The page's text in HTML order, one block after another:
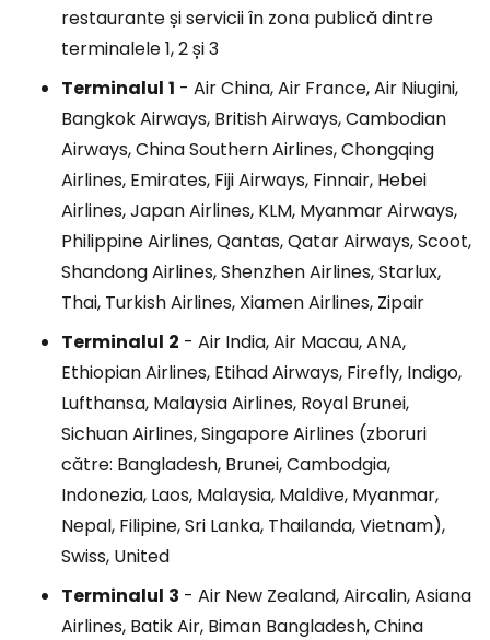
restaurante și servicii în zona publică dintre
terminalele 1, 2 și 3
Terminalul 1 - Air China, Air France, Air Niugini,
Bangkok Airways, British Airways, Cambodian
Airways, China Southern Airlines, Chongqing
Airlines, Emirates, Fiji Airways, Finnair, Hebei
Airlines, Japan Airlines, KLM, Myanmar Airways,
Philippine Airlines, Qantas, Qatar Airways, Scoot,
Shandong Airlines, Shenzhen Airlines, Starlux,
Thai, Turkish Airlines, Xiamen Airlines, Zipair
Terminalul 2 - Air India, Air Macau, ANA,
Ethiopian Airlines, Etihad Airways, Firefly, Indigo,
Lufthansa, Malaysia Airlines, Royal Brunei,
Sichuan Airlines, Singapore Airlines (zboruri
către: Bangladesh, Brunei, Cambodgia,
Indonezia, Laos, Malaysia, Maldive, Myanmar,
Nepal, Filipine, Sri Lanka, Thailanda, Vietnam),
Swiss, United
Terminalul 3 - Air New Zealand, Aircalin, Asiana
Airlines, Batik Air, Biman Bangladesh, China